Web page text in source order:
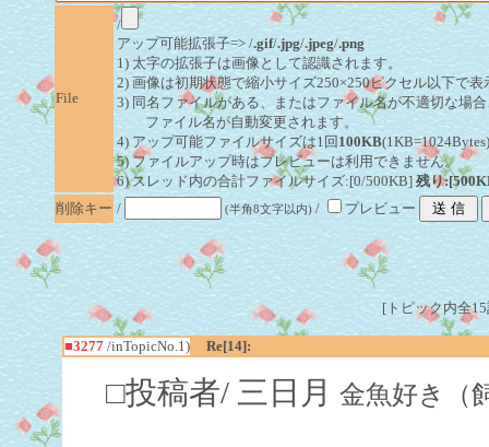
File
/
アップ可能拡張子=> /.gif/.jpg/.jpeg/.png
1) 太字の拡張子は画像として認識されます。
2) 画像は初期状態で縮小サイズ250×250ピクセル以下で表
3) 同名ファイルがある、またはファイル名が不適切な場
ファイル名が自動変更されます。
4) アップ可能ファイルサイズは1回 100KB
5) ファイルアップ時はプレビューは利用できません。
6) スレッド内の合計ファイルサイズ:[0/500KB] 残り
削除キー / (半角8文字以内) / プレビュー
[トピック内全
■3277/inTopicNo.1) Re[14]:
□投稿者/ 三日月 金魚好き（